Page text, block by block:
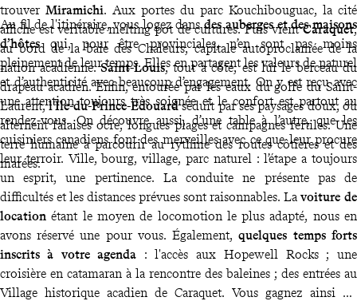
trouver Miramichi. Aux portes du parc Kouchibouguac, la cité
affiche est véritable melting pot de cultures. Puis vientCaraquet,
au bord de la baie des Chaleurs, capitale autoproclamée de la
nation acadienne.Saint-Louis, tout à côté, est lui le berceau du
drapeau acadien. Enfin, entourée par les eaux du golfe du Saint-
Laurent,l'Île-du-Prince-Édouardséduit par ses paysages doux, où
alternent falaises ocre, longues plages et campagnes fertiles. Une
terre humaine à parcourir au rythme des routes côtières et des
marées.
Au fil de l'itinéraire, vous logez dansdes auberges et des maisons
d’hôtesqui, pour être provinciales, n’en sont pas moins
pleinement de leur temps. Elles en partagent les valeurs de naturel
et d’authenticité avec beaucoup d’engagement. On y est reçu avec
une attention toujours très soignée et le confort est partout au
rendez-vous. On découvre aussi, d’une table à l’autre, que les
cuisiniers canadiens font des merveilles avec ce que leur procure
leur terroir. Ville, bourg, village, parc naturel : l’étape a toujours
un esprit, une pertinence. La conduite ne présente pas de
difficultés et les distances prévues sont raisonnables. La voiture de
location étant le moyen de locomotion le plus adapté, nous en
avons réservé une pour vous. Également, quelques temps forts
inscrits à votre agenda : l'accès aux Hopewell Rocks ; une
croisière en catamaran à la rencontre des baleines ; des entrées au
Village historique acadien de Caraquet. Vous gagnez ainsi du